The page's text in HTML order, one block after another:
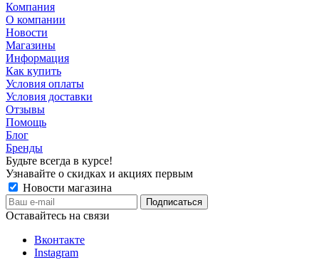
Компания
О компании
Новости
Магазины
Информация
Как купить
Условия оплаты
Условия доставки
Отзывы
Помощь
Блог
Бренды
Будьте всегда в курсе!
Узнавайте о скидках и акциях первым
Новости магазина
Оставайтесь на связи
Вконтакте
Instagram